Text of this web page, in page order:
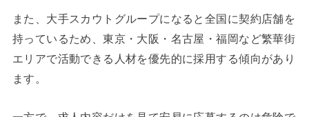
また、大手スカウトグループになると全国に契約店舗を
持っているため、東京・大阪・名古屋・福岡など繁華街
エリアで活動できる人材を優先的に採用する傾向があり
ます。